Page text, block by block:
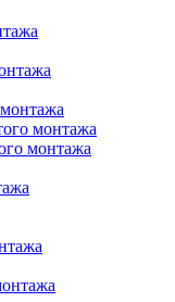
монтажа
монтажа